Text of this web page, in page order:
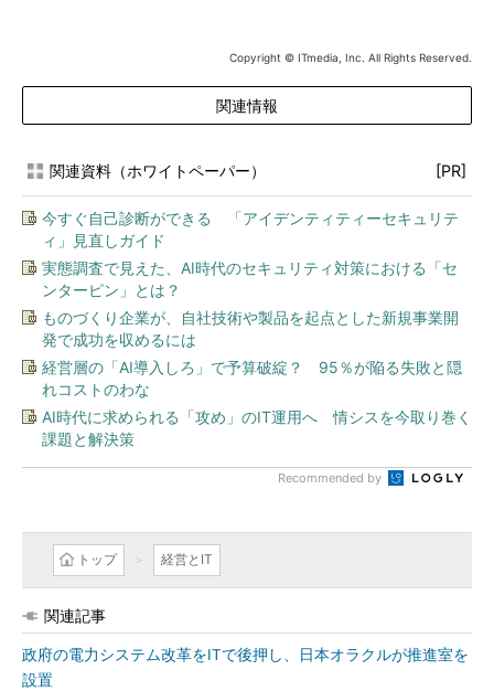
Copyright © ITmedia, Inc. All Rights Reserved.
関連情報
関連資料（ホワイトペーパー） [PR]
今すぐ自己診断ができる 「アイデンティティーセキュリテ
ィ」見直しガイド
実態調査で見えた、AI時代のセキュリティ対策における「セ
ンターピン」とは？
ものづくり企業が、自社技術や製品を起点とした新規事業開
発で成功を収めるには
経営層の「AI導入しろ」で予算破綻？ 95％が陥る失敗と隠
れコストのわな
AI時代に求められる「攻め」のIT運用へ 情シスを今取り巻く
課題と解決策
Recommended by
トップ 経営とIT
関連記事
政府の電力システム改革をITで後押し、日本オラクルが推進室を
設置